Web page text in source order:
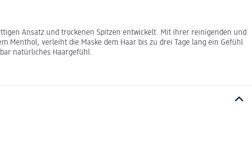
Ansatz und trockenen Spitzen entwickelt. Mit ihrer reinigenden und
Menthol, verleiht die Maske dem Haar bis zu drei Tage lang ein Gefühl
natürliches Haargefühl.